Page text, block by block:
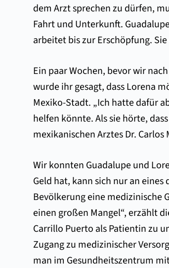
dem Arzt sprechen zu dürfen,
Fahrt und Unterkunft.
arbeitet bis zur Erschöpfung.
Ein paar Wochen, bevor wir
wurde ihr gesagt, dass Lorena
Mexiko-Stadt. „Ich hatte dafür
helfen könnte. Als sie hörte,
mexikanischen Arztes Dr.
Wir konnten Guadalupe und
Geld hat, kann sich nur an
Bevölkerung eine medizinische
einen großen Mangel“, erzählt
Carrillo Puerto als Patientin zu
Zugang zu medizinischer
man im Gesundheitszentrum